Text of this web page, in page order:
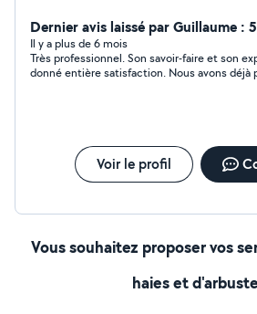
Dernier avis laissé par Guillaume :
Il y a plus de 6 mois
Très professionnel. Son savoir-faire et son
donné entière satisfaction. Nous avons déjà prévu ensemble
Voir le profil
Vous souhaitez proposer vos
haies et